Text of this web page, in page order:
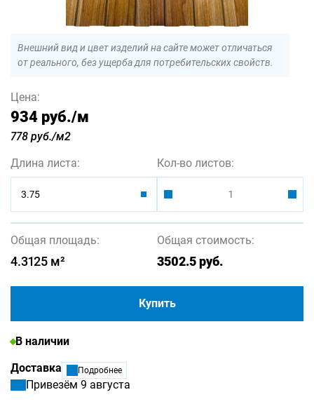
Внешний вид и цвет изделий на сайте может отличаться
от реального, без ущерба для потребительских свойств.
Цена:
934 руб./м
778 руб./м2
Длина листа:
3.75
Кол-во листов:
Общая площадь:
4.3125 м²
Общая стоимость:
3502.5руб.
Купить
В наличии
Доставка
Подробнее
Привезём 9 августа